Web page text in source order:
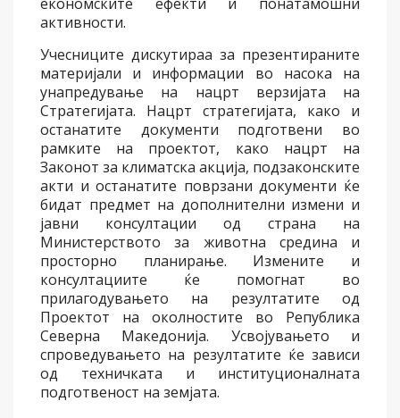
активности.
Учесниците дискутираа за презентираните
материјали и информации во насока на
унапредување на нацрт верзијата на
Стратегијата. Нацрт стратегијата, како и
останатите документи подготвени во
рамките на проектот, како нацрт на
Законот за климатска акција, подзаконските
акти и останатите поврзани документи ќе
бидат предмет на дополнителни измени и
јавни консултации од страна на
Министерството за животна средина и
просторно планирање. Измените и
консултациите ќе помогнат во
прилагодувањето на резултатите од
Проектот на околностите во Република
Северна Македонија. Усвојувањето и
спроведувањето на резултатите ќе зависи
од техничката и институционалната
подготвеност на земјата.